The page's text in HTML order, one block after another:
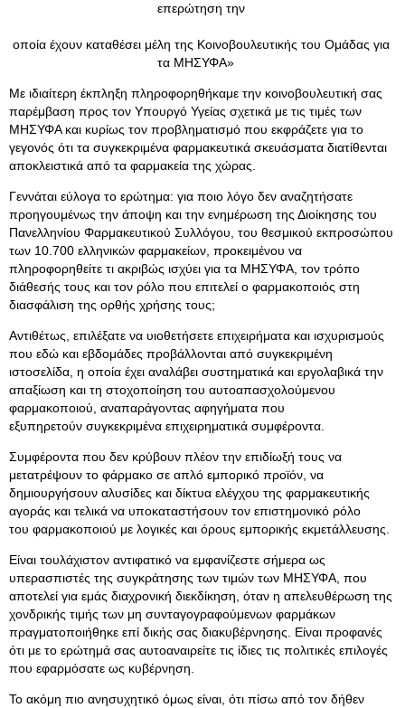
επερώτηση την
οποία έχουν καταθέσει μέλη της Κοινοβουλευτικής του Ομάδας για
τα ΜΗΣΥΦΑ»
Με ιδιαίτερη έκπληξη πληροφορηθήκαμε την κοινοβουλευτική σας
παρέμβαση προς τον Υπουργό Υγείας σχετικά με τις τιμές των
ΜΗΣΥΦΑ και κυρίως τον προβληματισμό που εκφράζετε για το
γεγονός ότι τα συγκεκριμένα φαρμακευτικά σκευάσματα διατίθενται
αποκλειστικά από τα φαρμακεία της χώρας.
Γεννάται εύλογα το ερώτημα: για ποιο λόγο δεν αναζητήσατε
προηγουμένως την άποψη και την ενημέρωση της Διοίκησης του
Πανελληνίου Φαρμακευτικού Συλλόγου, του θεσμικού εκπροσώπου
των 10.700 ελληνικών φαρμακείων, προκειμένου να
πληροφορηθείτε τι ακριβώς ισχύει για τα ΜΗΣΥΦΑ, τον τρόπο
διάθεσής τους και τον ρόλο που επιτελεί ο φαρμακοποιός στη
διασφάλιση της ορθής χρήσης τους;
Αντιθέτως, επιλέξατε να υιοθετήσετε επιχειρήματα και ισχυρισμούς
που εδώ και εβδομάδες προβάλλονται από συγκεκριμένη
ιστοσελίδα, η οποία έχει αναλάβει συστηματικά και εργολαβικά την
απαξίωση και τη στοχοποίηση του αυτοαπασχολούμενου
φαρμακοποιού, αναπαράγοντας αφηγήματα που
εξυπηρετούν συγκεκριμένα επιχειρηματικά συμφέροντα.
Συμφέροντα που δεν κρύβουν πλέον την επιδίωξή τους να
μετατρέψουν το φάρμακο σε απλό εμπορικό προϊόν, να
δημιουργήσουν αλυσίδες και δίκτυα ελέγχου της φαρμακευτικής
αγοράς και τελικά να υποκαταστήσουν τον επιστημονικό ρόλο
του φαρμακοποιού με λογικές και όρους εμπορικής εκμετάλλευσης.
Είναι τουλάχιστον αντιφατικό να εμφανίζεστε σήμερα ως
υπερασπιστές της συγκράτησης των τιμών των ΜΗΣΥΦΑ, που
αποτελεί για εμάς διαχρονική διεκδίκηση, όταν η απελευθέρωση της
χονδρικής τιμής των μη συνταγογραφούμενων φαρμάκων
πραγματοποιήθηκε επί δικής σας διακυβέρνησης. Είναι προφανές
ότι με το ερώτημά σας αυτοαναιρείτε τις ίδιες τις πολιτικές επιλογές
που εφαρμόσατε ως κυβέρνηση.
Το ακόμη πιο ανησυχητικό όμως είναι, ότι πίσω από τον δήθεν